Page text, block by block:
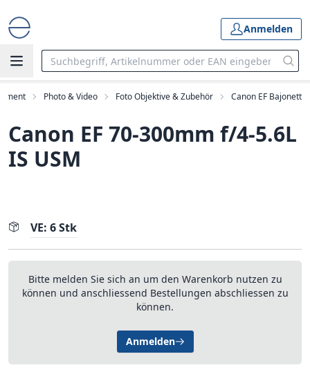
Anmelden
Photo & Video Foto Objektive & Zubehör Canon EF Bajonett
Canon EF 70-300mm f/4-5.6L
IS USM
VE: 6 Stk
Bitte melden Sie sich an um den Warenkorb nutzen zu
können und anschliessend Bestellungen abschliessen zu
können.
Anmelden